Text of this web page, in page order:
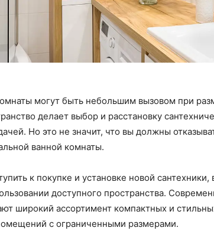
могут быть небольшим вызовом при
делает выбор и расстановку
Но это не значит, что вы должны
ванной комнаты.
к покупке и установке новой сантехники,
доступного пространства.
широкий ассортимент компактных и
с ограниченными размерами.